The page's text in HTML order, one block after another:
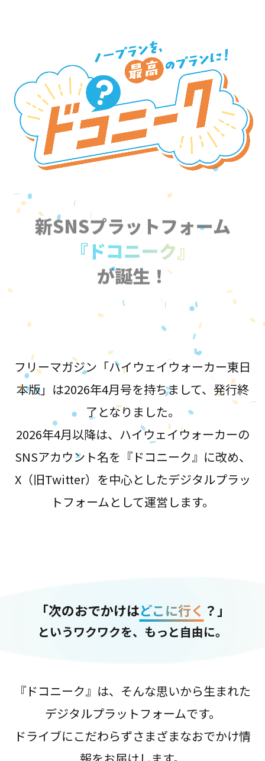
新SNSプラットフォーム
『ドコニーク』
が誕生！
フリーマガジン「ハイウェイウォーカー東日
本版」は2026年4月号を持ちまして、発行終
了となりました。
2026年4月以降は、ハイウェイウォーカーの
SNSアカウント名を『ドコニーク』に改め、
X（旧Twitter）を中心としたデジタルプラッ
トフォームとして運営します。
「次のおでかけはどこに行く ？」
というワクワクを、もっと自由に。
『ドコニーク』は、そんな思いから生まれた
デジタルプラットフォームです。
ドライブにこだわらずさまざまなおでかけ情